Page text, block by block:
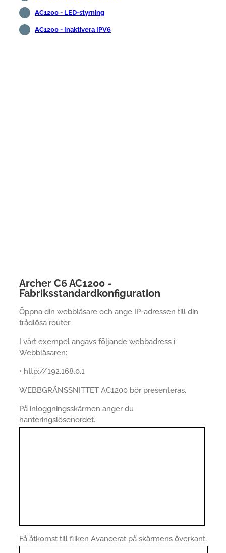
AC1200 - LED-styrning
AC1200 - Inaktivera IPV6
Archer C6 AC1200 -
Fabriksstandardkonfiguration
Öppna din webbläsare och ange IP-adressen till din
trådlösa router.
I vårt exempel angavs följande webbadress i
Webbläsaren:
• http://192.168.0.1
WEBBGRÄNSSNITTET AC1200 bör presenteras.
På inloggningsskärmen anger du
hanteringslösenordet.
Få åtkomst till fliken Avancerat på skärmens överkant.